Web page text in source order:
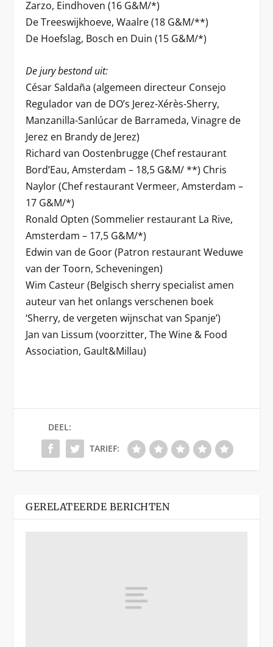
Zarzo, Eindhoven (16 G&M/*)
De Treeswijkhoeve, Waalre (18 G&M/**)
De Hoefslag, Bosch en Duin (15 G&M/*)
De jury bestond uit:
César Saldaña (algemeen directeur Consejo
Regulador van de DO’s Jerez-Xérès-Sherry,
Manzanilla-Sanlúcar de Barrameda, Vinagre de
Jerez en Brandy de Jerez)
Richard van Oostenbrugge (Chef restaurant
Bord’Eau, Amsterdam – 18,5 G&M/ **) Chris
Naylor (Chef restaurant Vermeer, Amsterdam –
17 G&M/*)
Ronald Opten (Sommelier restaurant La Rive,
Amsterdam – 17,5 G&M/*)
Edwin van de Goor (Patron restaurant Weduwe
van der Toorn, Scheveningen)
Wim Casteur (Belgisch sherry specialist amen
auteur van het onlangs verschenen boek
‘Sherry, de vergeten wijnschat van Spanje’)
Jan van Lissum (voorzitter, The Wine & Food
Association, Gault&Millau)
DEEL:
TARIEF:
GERELATEERDE BERICHTEN